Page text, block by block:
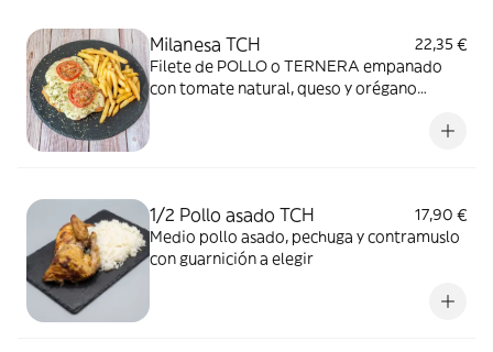
Milanesa TCH
22,35 €
Filete de POLLO o TERNERA empanado
con tomate natural, queso y orégano
1/2 Pollo asado TCH
17,90 €
Medio pollo asado, pechuga y contramuslo
con guarnición a elegir